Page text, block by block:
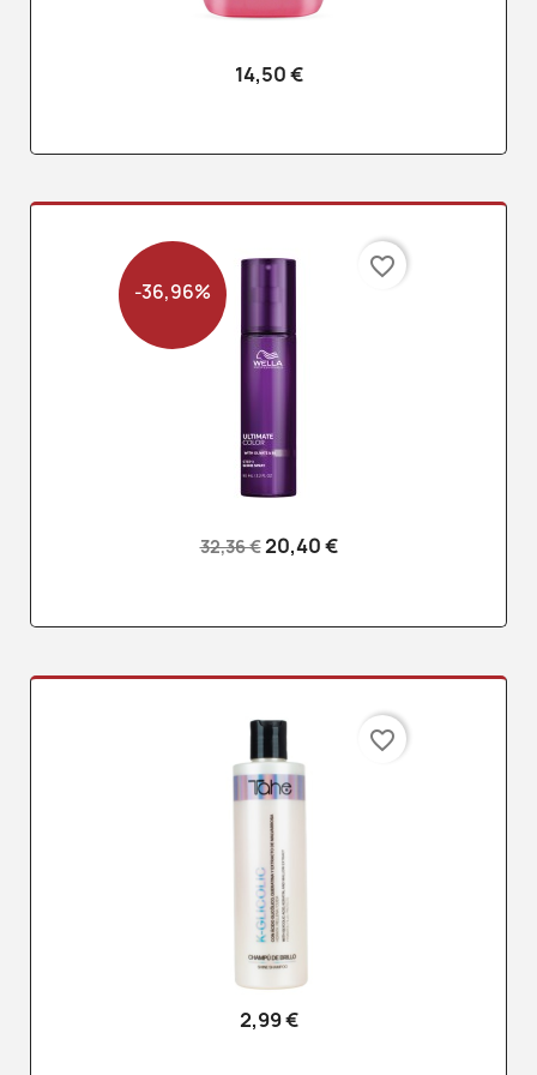
14,50 €
32,36 €20,40 €
-36,96%
favorite_border
2,99 €
favorite_border